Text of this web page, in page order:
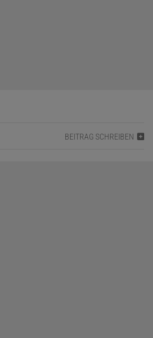
BEITRAG SCHREIBEN